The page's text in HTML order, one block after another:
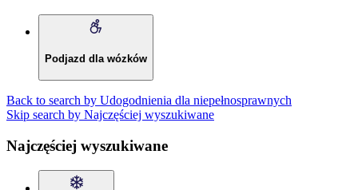
Podjazd dla wózków
Back to search by Udogodnienia dla niepełnosprawnych
Skip search by Najczęściej wyszukiwane
Najczęściej wyszukiwane